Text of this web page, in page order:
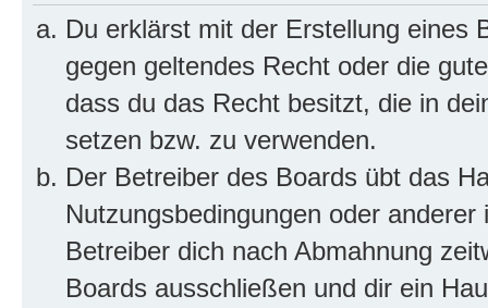
Du erklärst mit der Erstellung eines
gegen geltendes Recht oder die
dass du das Recht besitzt, die in
setzen bzw. zu verwenden.
Der Betreiber des Boards übt das
Nutzungsbedingungen oder
Betreiber dich nach Abmahnung
Boards ausschließen und dir ein